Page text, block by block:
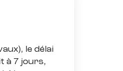
le délai
à 7 jours,